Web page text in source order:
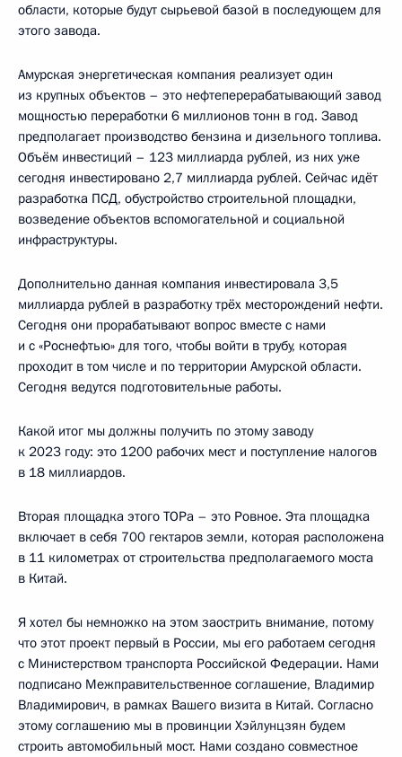
области, которые будут сырьевой базой в последующем для
этого завода.
Амурская энергетическая компания реализует один
из крупных объектов – это нефтеперерабатывающий завод
мощностью переработки 6 миллионов тонн в год. Завод
предполагает производство бензина и дизельного топлива.
Объём инвестиций – 123 миллиарда рублей, из них уже
сегодня инвестировано 2,7 миллиарда рублей. Сейчас идёт
разработка ПСД, обустройство строительной площадки,
возведение объектов вспомогательной и социальной
инфраструктуры.
Дополнительно данная компания инвестировала 3,5
миллиарда рублей в разработку трёх месторождений нефти.
Сегодня они прорабатывают вопрос вместе с нами
и с «Роснефтью» для того, чтобы войти в трубу, которая
проходит в том числе и по территории Амурской области.
Сегодня ведутся подготовительные работы.
Какой итог мы должны получить по этому заводу
к 2023 году: это 1200 рабочих мест и поступление налогов
в 18 миллиардов.
Вторая площадка этого ТОРа – это Ровное. Эта площадка
включает в себя 700 гектаров земли, которая расположена
в 11 километрах от строительства предполагаемого моста
в Китай.
Я хотел бы немножко на этом заострить внимание, потому
что этот проект первый в России, мы его работаем сегодня
с Министерством транспорта Российской Федерации. Нами
подписано Межправительственное соглашение, Владимир
Владимирович, в рамках Вашего визита в Китай. Согласно
этому соглашению мы в провинции Хэйлунцзян будем
строить автомобильный мост. Нами создано совместное